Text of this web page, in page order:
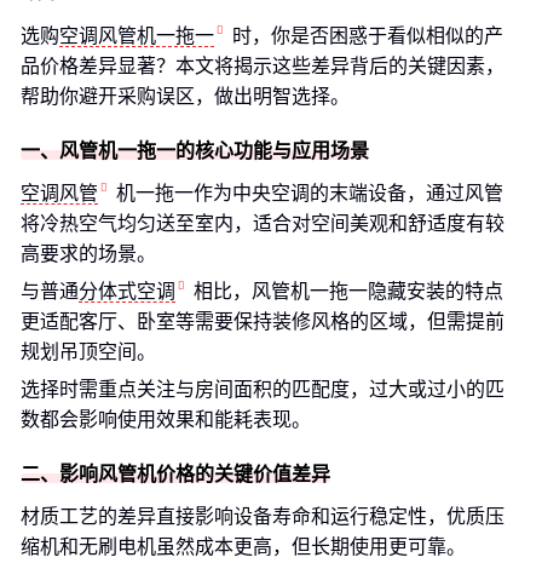
选购空调风管机一拖一
时，你是否困惑于看似相似的产
品价格差异显著？本文将揭示这些差异背后的关键因素，
帮助你避开采购误区，做出明智选择。
一、风管机一拖一的核心功能与应用场景
空调风管
机一拖一作为中央空调的末端设备，通过风管
将冷热空气均匀送至室内，适合对空间美观和舒适度有较
高要求的场景。
与普通分体式空调
相比，风管机一拖一隐藏安装的特点
更适配客厅、卧室等需要保持装修风格的区域，但需提前
规划吊顶空间。
选择时需重点关注与房间面积的匹配度，过大或过小的匹
数都会影响使用效果和能耗表现。
二、影响风管机价格的关键价值差异
材质工艺的差异直接影响设备寿命和运行稳定性，优质压
缩机和无刷电机虽然成本更高，但长期使用更可靠。